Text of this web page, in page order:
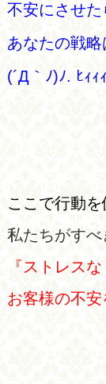
不安にさせた
あなたの戦略
(´Д｀ﾉ)ﾉ. ﾋｨｨ
ここで行動を
私たちがすべ
『ストレス
お客様の不